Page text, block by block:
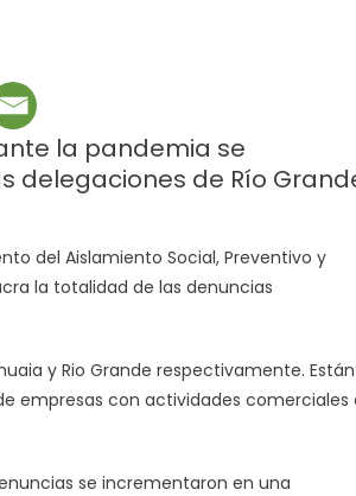
la pandemia se
delegaciones de Río
del Aislamiento Social, Preventivo y
la totalidad de las denuncias
y Rio Grande respectivamente. Están
empresas con actividades comerciales
se incrementaron en una